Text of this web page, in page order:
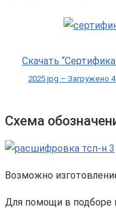
Скачать
2025.jpg – Загружено
Схема
Возможно
Для помощи в подборе